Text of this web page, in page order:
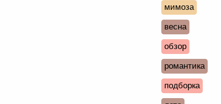
мимоза
весна
обзор
романтика
подборка